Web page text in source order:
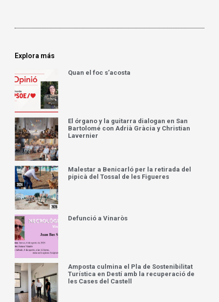
Explora más
Quan el foc s’acosta
El órgano y la guitarra dialogan en San
Bartolomé con Adrià Gràcia y Christian
Lavernier
Malestar a Benicarló per la retirada del
pipicà del Tossal de les Figueres
Defunció a Vinaròs
Amposta culmina el Pla de Sostenibilitat
Turística en Destí amb la recuperació de
les Cases del Castell